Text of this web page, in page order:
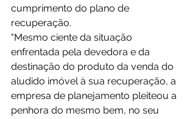
cumprimento do plano de
recuperação.
"Mesmo ciente da situação
enfrentada pela devedora e da
destinação do produto da venda do
aludido imóvel à sua recuperação, a
empresa de planejamento pleiteou a
penhora do mesmo bem, no seu